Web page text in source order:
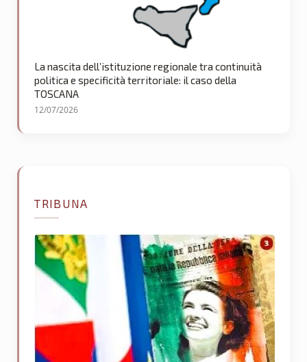
La nascita dell’istituzione regionale tra continuità
politica e specificità territoriale: il caso della
TOSCANA
12/07/2026
TRIBUNA